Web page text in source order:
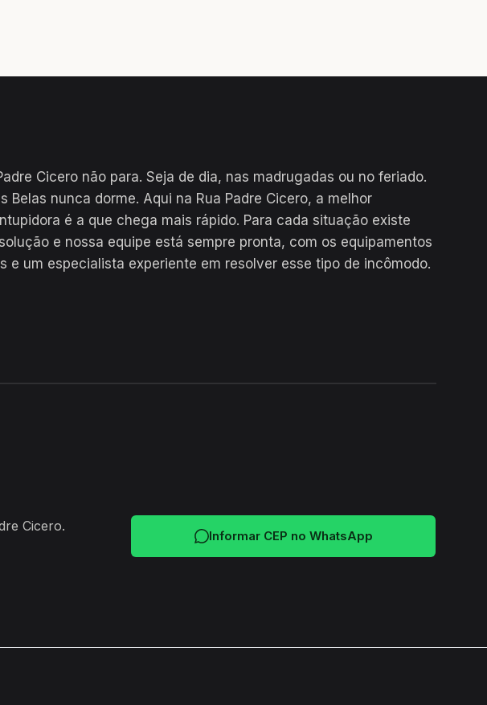
Cicero não para. Seja de dia, nas madrugadas ou no feriado.
Belas nunca dorme. Aqui na Rua Padre Cicero, a melhor
é a que chega mais rápido. Para cada situação existe
e nossa equipe está sempre pronta, com os equipamentos
e um especialista experiente em resolver esse tipo de incômodo.
Cicero.
Informar CEP no WhatsApp